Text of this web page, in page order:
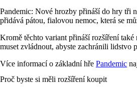
Pandemic: Nové hrozby přináší do hry tři
přidává pátou, fialovou nemoc, která se
Kromě těchto variant přináší rozšíření
muset zvládnout, abyste zachránili lidstvo
Více informací o základní hře Pandemic
Proč byste si měli rozšíření koupit